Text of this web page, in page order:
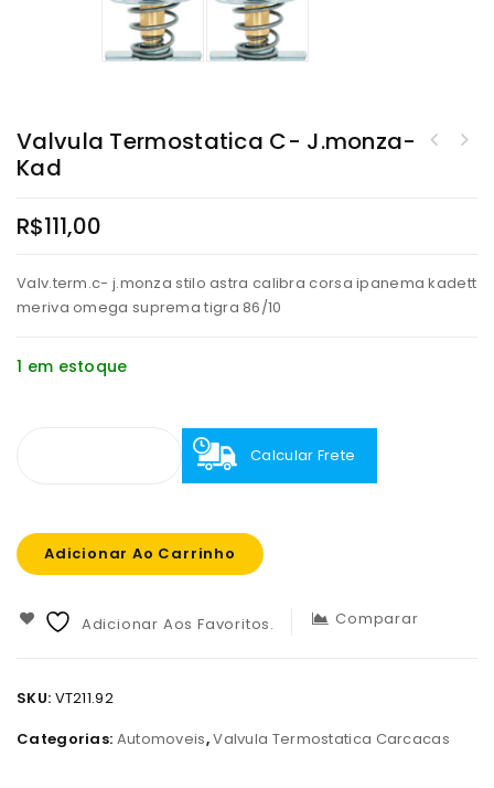
Valvula Termostatica C- J.monza-
Kad
R$111,00
Valv.term.c- j.monza stilo astra calibra corsa ipanema kadett
meriva omega suprema tigra 86/10
1 em estoque
Calcular Frete
Adicionar Ao Carrinho
Adicionar Aos Favoritos. Comparar
SKU: VT211.92
Categorias: Automoveis,Valvula Termostatica Carcacas